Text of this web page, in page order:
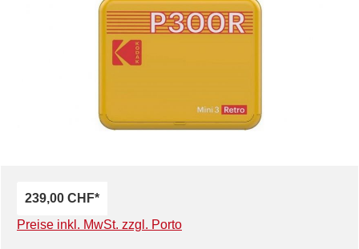
239,00 CHF*
Preise inkl. MwSt. zzgl. Porto